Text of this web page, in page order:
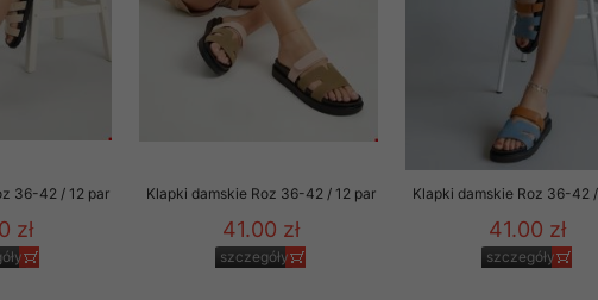
36-42 / 12 par
zł
Klapki damskie Roz 36-42 / 12 par
41.00 zł
szczegóły
Klapki damskie Roz 36-42
41.00 zł
szczegóły